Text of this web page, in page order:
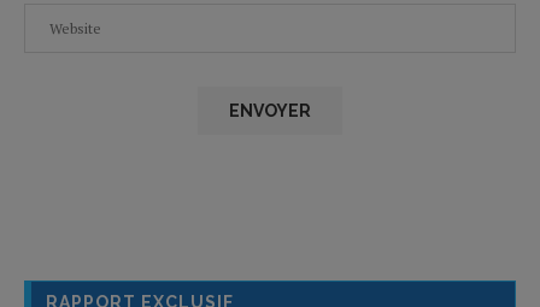
RAPPORT EXCLUSIF